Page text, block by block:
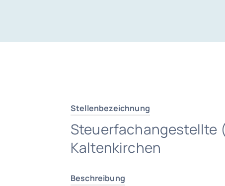
Stellenbezeichnung
Steuerfachangestellte
Kaltenkirchen
Beschreibung